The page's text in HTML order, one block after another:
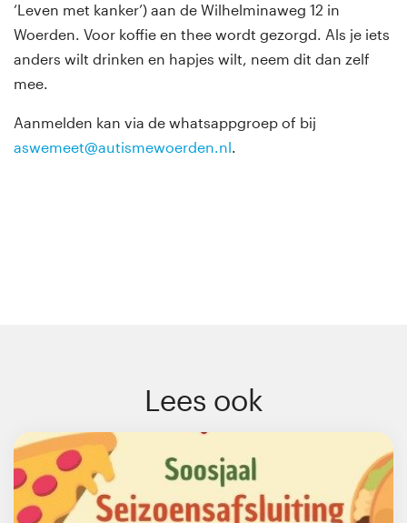
‘Leven met kanker’) aan de Wilhelminaweg 12 in
Woerden. Voor koffie en thee wordt gezorgd. Als je iets
anders wilt drinken en hapjes wilt, neem dit dan zelf
mee.
Aanmelden kan via de whatsappgroep of bij
aswemeet@autismewoerden.nl.
Lees ook